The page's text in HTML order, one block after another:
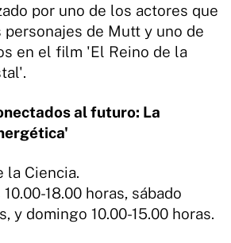
por uno de los actores que
personajes de Mutt y uno de
en el film 'El Reino de la
al futuro: La
la Ciencia.
18.00 horas, sábado
y domingo 10.00-15.00 horas.